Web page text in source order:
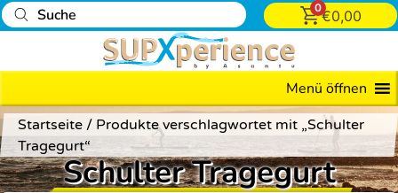
0€0,00
Menü öffnen
Startseite / Produkte verschlagwortet mit „Schulter
Tragegurt“
Schulter Tragegurt
—
779